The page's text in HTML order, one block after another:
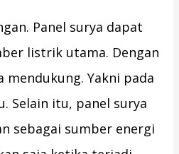
Panel surya dapat
listrik utama. Dengan
mendukung. Yakni pada
Selain itu, panel surya
sebagai sumber energi